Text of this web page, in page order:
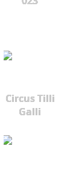
Circus Tilli
Galli